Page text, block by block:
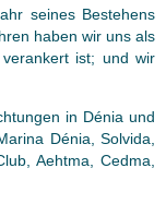
seines Bestehens
haben wir uns als
ist; und wir
in Dénia und
Dénia, Solvida,
Aehtma, Cedma,